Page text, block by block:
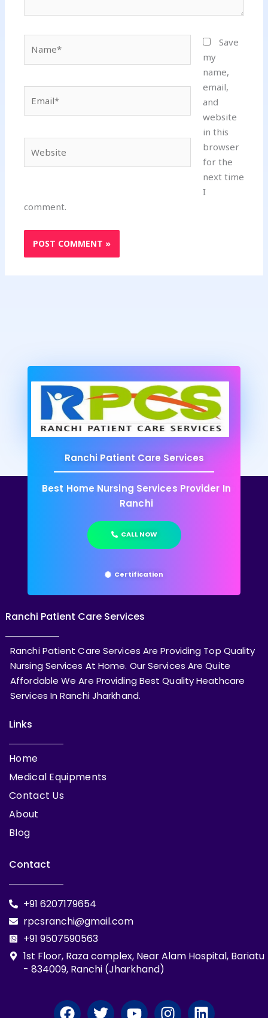
Save
my
name,
email,
and
website
in this
browser
for the
next time
I
comment.
Ranchi Patient Care Services
Best Home Nursing Services Provider In
Ranchi
CALL NOW
Certification
Ranchi Patient Care Services
Ranchi Patient Care Services Are Providing Top Quality
Nursing Services At Home. Our Services Are Quite
Affordable We Are Providing Best Quality Heathcare
Services In Ranchi Jharkhand.
Links
Home
Medical Equipments
Contact Us
About
Blog
Contact
+91 6207179654
rpcsranchi@gmail.com
+91 9507590563
1st Floor, Raza complex, Near Alam Hospital, Bariatu
- 834009, Ranchi (Jharkhand)
F T Y I L